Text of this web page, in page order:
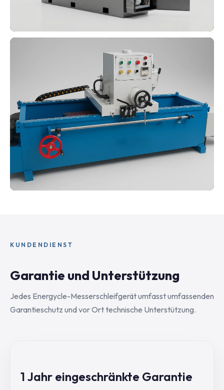
KUNDENDIENST
Garantie und Unterstützung
Jedes Energycle-Messerschleifgerät umfasst umfassenden
Garantieschutz und vor Ort technische Unterstützung.
1 Jahr eingeschränkte Garantie